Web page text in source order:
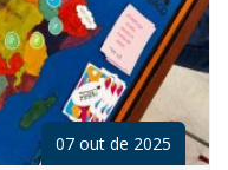
07 out de 2025